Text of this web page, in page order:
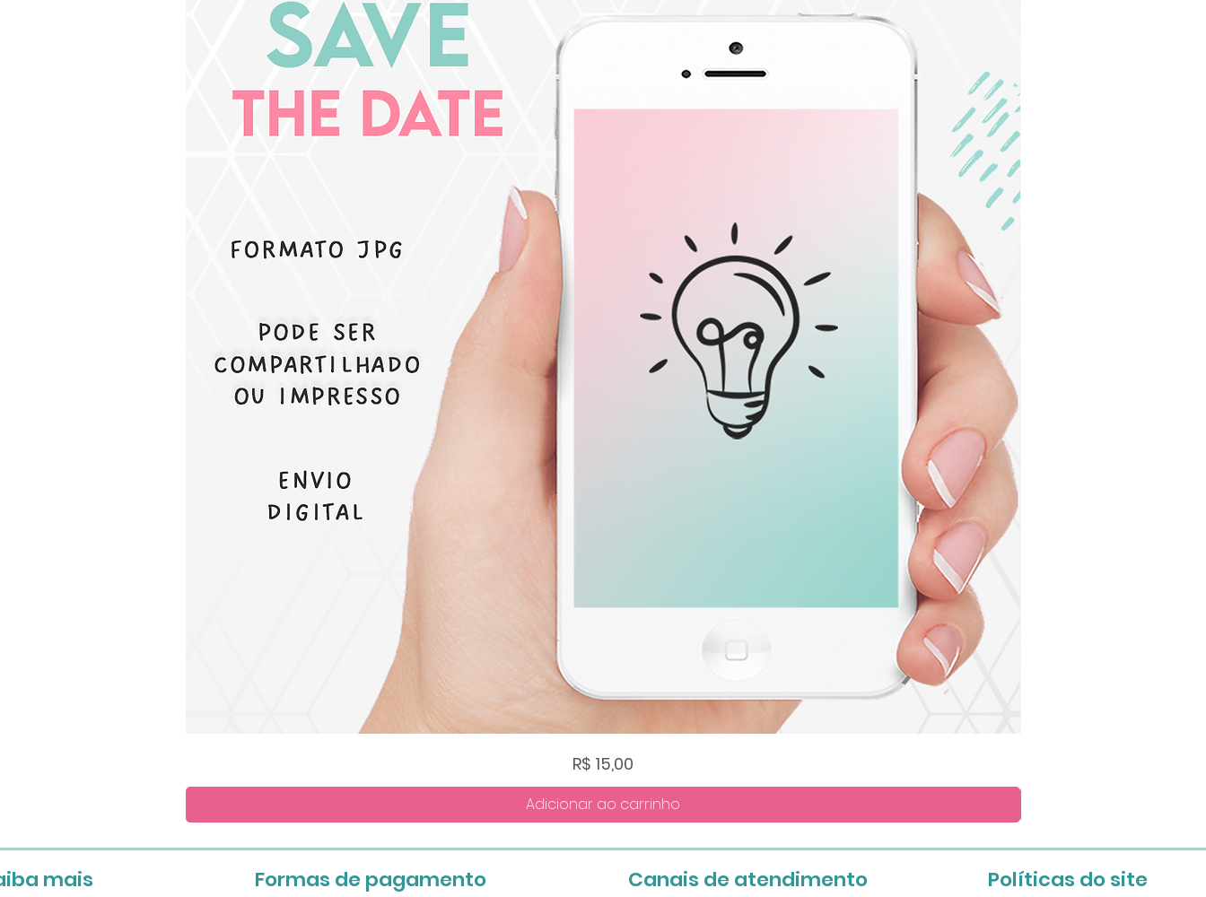
Visualização rápida
Preço
R$ 15,00
Adicionar ao carrinho
mais Formas de pagamento Canais de atendimento Políticas do site